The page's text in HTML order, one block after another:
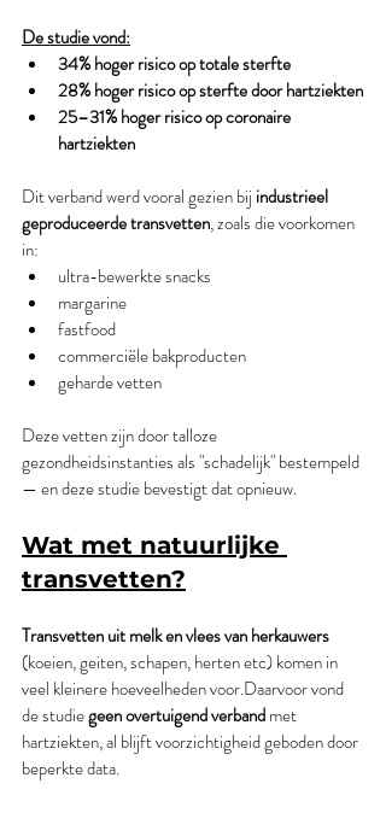
De studie vond:
34% hoger risico op totale sterfte
28% hoger risico op sterfte door hartziekten
25–31% hoger risico op coronaire
hartziekten
Dit verband werd vooral gezien bij industrieel
geproduceerde transvetten, zoals die voorkomen
in:
ultra-bewerkte snacks
margarine
fastfood
commerciële bakproducten
geharde vetten
Deze vetten zijn door talloze
gezondheidsinstanties als "schadelijk" bestempeld
— en deze studie bevestigt dat opnieuw.
Wat met natuurlijke
transvetten?
Transvetten uit melk en vlees van herkauwers
(koeien, geiten, schapen, herten etc) komen in
veel kleinere hoeveelheden voor.Daarvoor vond
de studie geen overtuigend verband met
hartziekten, al blijft voorzichtigheid geboden door
beperkte data.